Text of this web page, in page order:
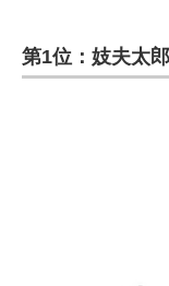
第1位：妓夫太